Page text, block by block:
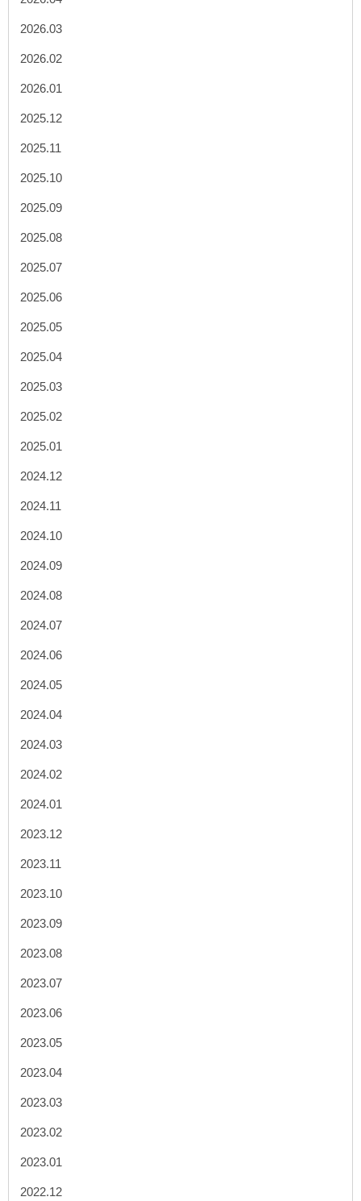
2026.03
2026.02
2026.01
2025.12
2025.11
2025.10
2025.09
2025.08
2025.07
2025.06
2025.05
2025.04
2025.03
2025.02
2025.01
2024.12
2024.11
2024.10
2024.09
2024.08
2024.07
2024.06
2024.05
2024.04
2024.03
2024.02
2024.01
2023.12
2023.11
2023.10
2023.09
2023.08
2023.07
2023.06
2023.05
2023.04
2023.03
2023.02
2023.01
2022.12